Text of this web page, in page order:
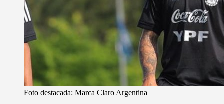
Foto destacada: Marca Claro Argentina